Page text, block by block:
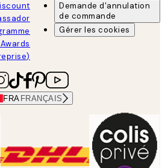
Demande d'annulation
de commande
Gérer les cookies
FRA FRANÇAIS